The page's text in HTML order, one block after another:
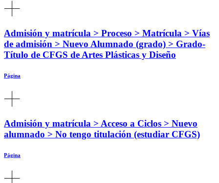
Admisión y matrícula > Proceso > Matrícula > Vías
de admisión > Nuevo Alumnado (grado) > Grado-
Título de CFGS de Artes Plásticas y Diseño
Página
Admisión y matrícula > Acceso a Ciclos > Nuevo
alumnado > No tengo titulación (estudiar CFGS)
Página